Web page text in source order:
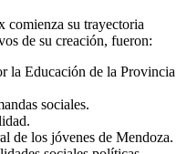
su trayectoria
de su creación, fueron:
la Educación de la Provincia
sociales.
de los jóvenes de Mendoza.